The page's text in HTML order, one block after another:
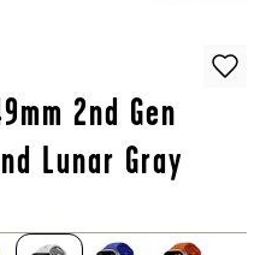
2nd Gen
Lunar Gray